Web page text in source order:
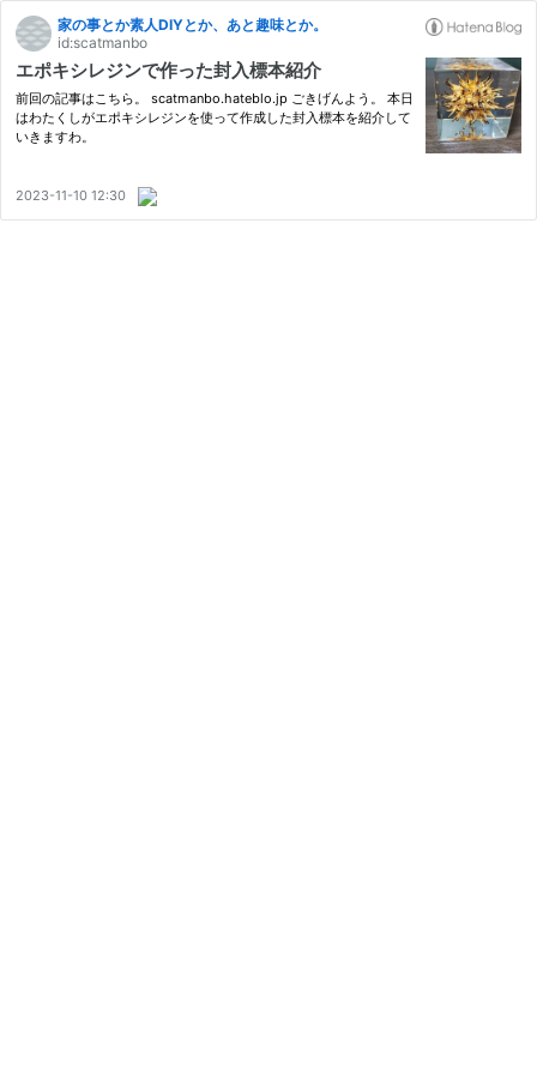
家の事とか素人DIYとか、あと趣味とか。
id:scatmanbo
エポキシレジンで作った封入標本紹介
前回の記事はこちら。 scatmanbo.hateblo.jp ごきげんよう。 本日
はわたくしがエポキシレジンを使って作成した封入標本を紹介して
いきますわ。
2023-11-10 12:30